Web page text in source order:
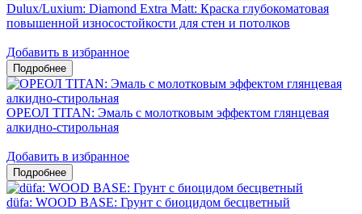
Dulux/Luxium: Diamond Extra Matt: Краска глубокоматовая
повышенной износостойкости для стен и потолков
Добавить в избранное
ОРЕОЛ TITAN: Эмаль с молотковым эффектом глянцевая
алкидно-стирольная
Добавить в избранное
düfa: WOOD BASE: Грунт с биоцидом бесцветный